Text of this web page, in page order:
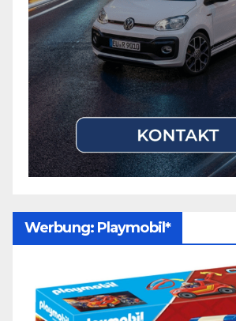
Werbung: Playmobil*